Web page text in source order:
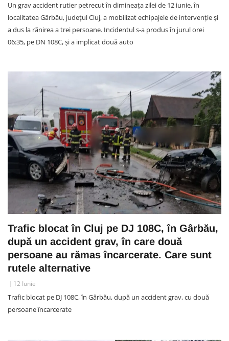
Un grav accident rutier petrecut în dimineața zilei de 12 iunie, în
localitatea Gârbău, județul Cluj, a mobilizat echipajele de intervenție și
a dus la rănirea a trei persoane. Incidentul s-a produs în jurul orei
06:35, pe DN 108C, și a implicat două auto
Trafic blocat în Cluj pe DJ 108C, în Gârbău,
după un accident grav, în care două
persoane au rămas încarcerate. Care sunt
rutele alternative
12 Iunie
Trafic blocat pe DJ 108C, în Gârbău, după un accident grav, cu două
persoane încarcerate